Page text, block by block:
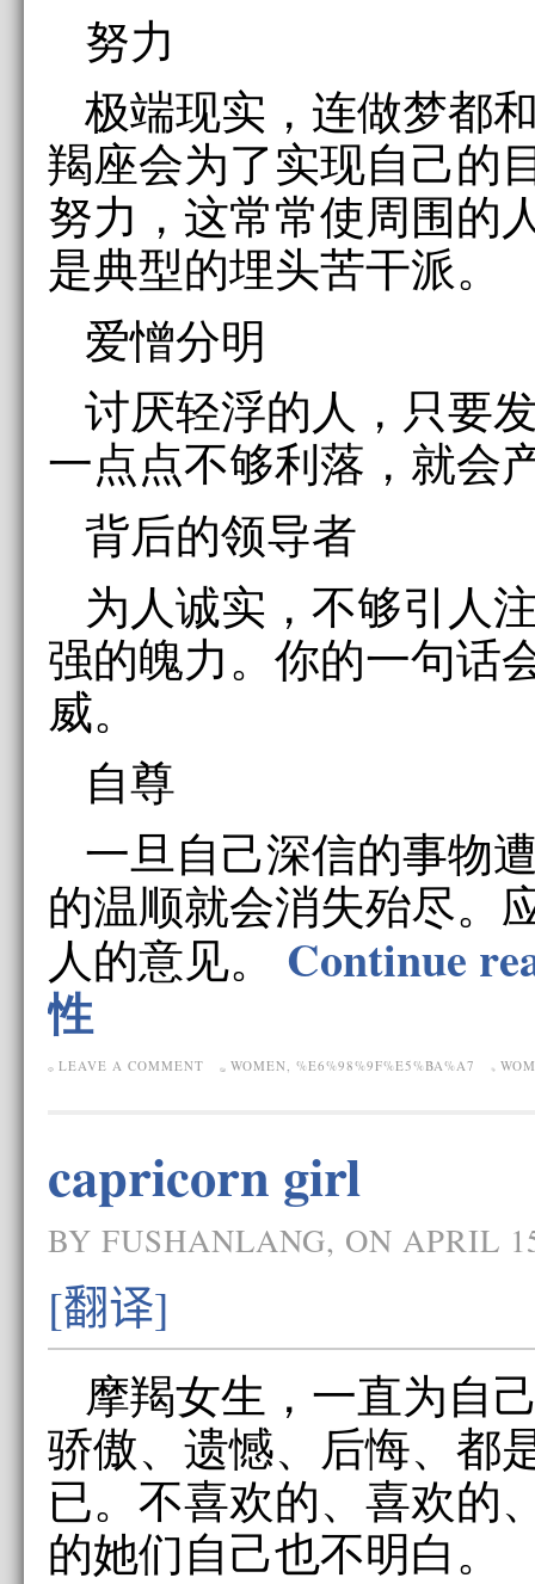
努力
极端现实，连做梦都
羯座会为了实现自己的
努力，这常常使周围的
是典型的埋头苦干派。
爱憎分明
讨厌轻浮的人，只要
一点点不够利落，就会
背后的领导者
为人诚实，不够引人
强的魄力。你的一句话
威。
自尊
一旦自己深信的事物
的温顺就会消失殆尽。
人的意见。 Continue
性
LEAVE A COMMENT WOMEN, %E6%98%9F%E5%BA%A7
capricorn girl
BY FUSHANLANG, ON APRIL
[翻译]
摩羯女生，一直为自
骄傲、遗憾、后悔、都
已。不喜欢的、喜欢的
的她们自己也不明白。